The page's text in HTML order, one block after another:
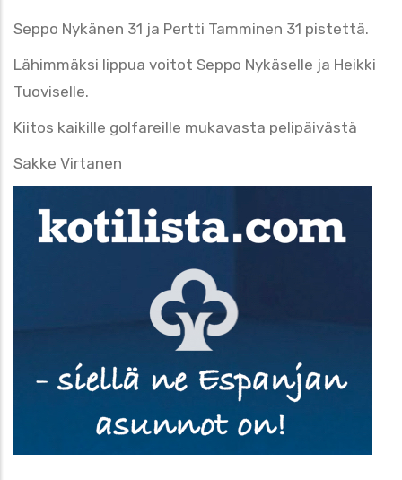
Seppo Nykänen 31 ja Pertti Tamminen 31 pistettä.
Lähimmäksi lippua voitot Seppo Nykäselle ja Heikki
Tuoviselle.
Kiitos kaikille golfareille mukavasta pelipäivästä
Sakke Virtanen